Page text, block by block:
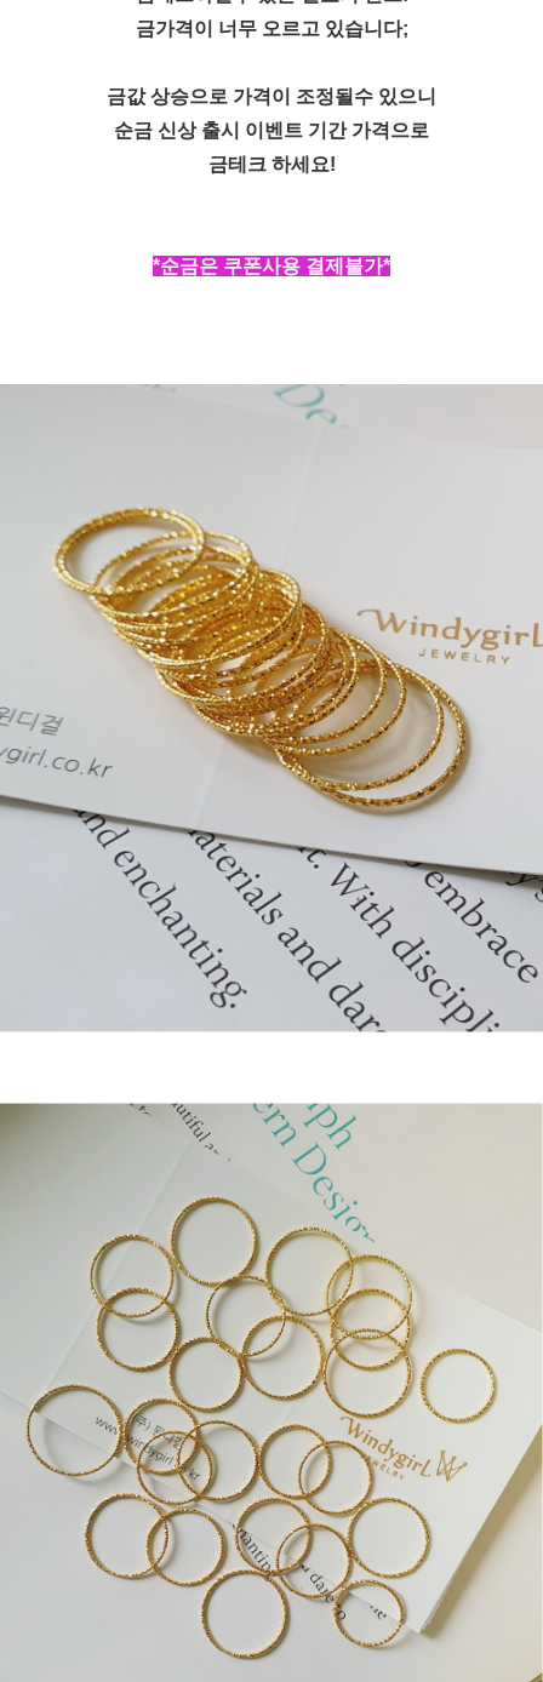
금가격이 너무 오르고 있습니다;
금값 상승으로 가격이 조정될수 있으니
순금 신상 출시 이벤트 기간 가격으로
금테크 하세요!
*순금은 쿠폰사용 결제불가*